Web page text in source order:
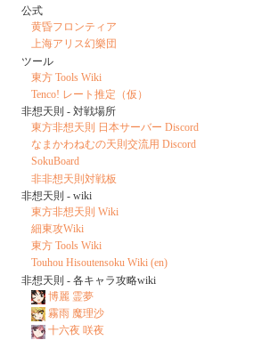
公式
黄昏フロンティア
上海アリス幻樂団
ツール
東方 Tools Wiki
Tenco! レート推定（仮）
非想天則 - 対戦場所
東方非想天則 日本サーバー Discord
なまかわねむの天則交流用 Discord
SokuBoard
非非想天則対戦板
非想天則 - wiki
東方非想天則 Wiki
細東攻Wiki
東方 Tools Wiki
Touhou Hisoutensoku Wiki (en)
非想天則 - 各キャラ攻略wiki
博麗 霊夢
霧雨 魔理沙
十六夜 咲夜